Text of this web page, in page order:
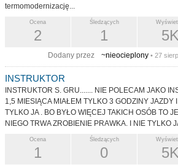
termomodernizację...
5K
Śledzących
1
Ocena
2
Dodany przez ~nieocieplony • 27
INSTRUKTOR
INSTRUKTOR S. GRU....... NIE POLECAM JAKO
1,5 MIESIĄCA MIAŁEM TYLKO 3 GODZINY JAZDY
TYLKO JA . BO BYŁO WIĘCEJ TAKICH OSÓB TO
NIEGO TRWA ZROBIENIE PRAWKA. I NIE TYLKO
5K
Śledzących
0
Ocena
1